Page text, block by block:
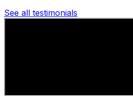
See all testimonials